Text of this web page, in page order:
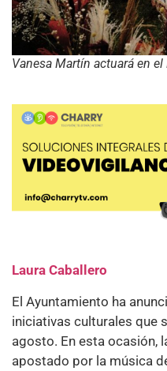
Vanesa Martín actuará en
Laura Caballero
El Ayuntamiento ha
iniciativas culturales que
agosto. En esta ocasión,
apostado por la música